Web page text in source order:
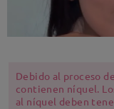
Debido al proceso
contienen níquel.
al níquel deben